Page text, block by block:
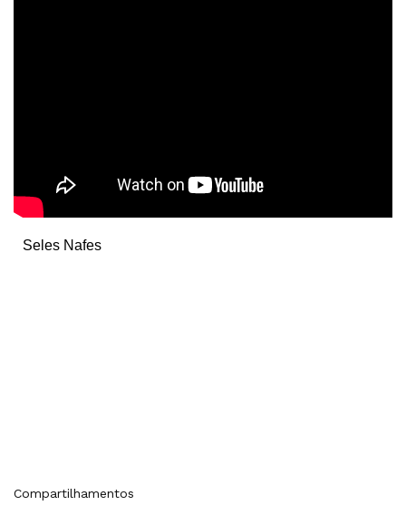
Seles Nafes
Compartilhamentos